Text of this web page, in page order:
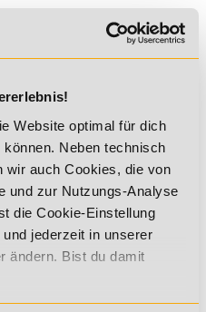
Website optimal für dich
Neben technisch
wir auch Cookies, die von
und zur Nutzungs-Analyse
die Cookie-Einstellung
jederzeit in unserer
ändern. Bist du damit
Gültigkeit
Vereinen und